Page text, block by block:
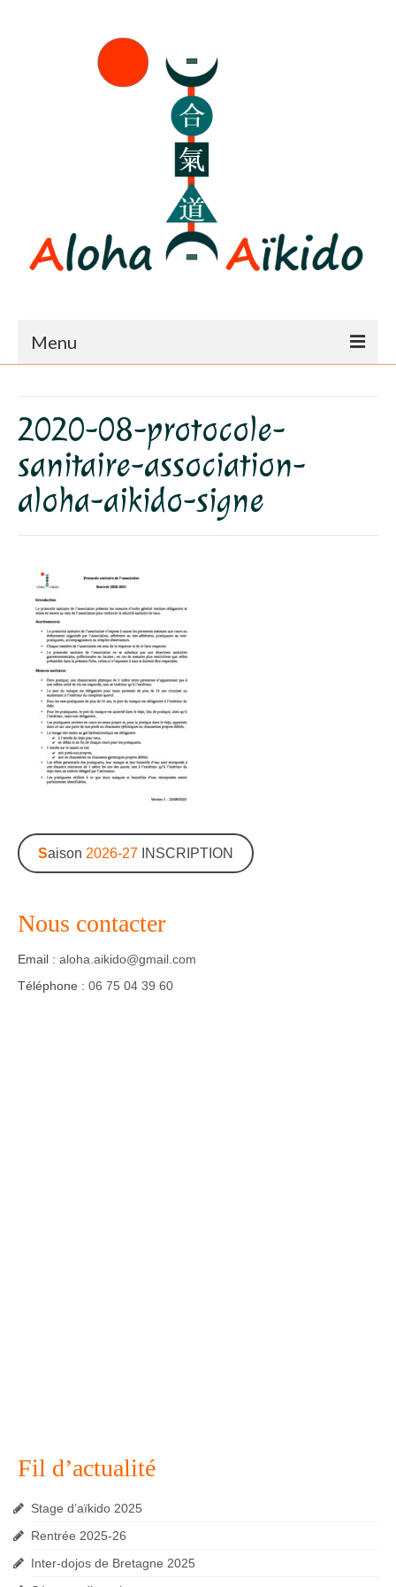
Menu
Dojo
Horaires – Adresse
Tarifs – Inscription
L’association
Aïkido
L’aïkido
Les Grades
Jo Suburi
Kata 31
Lexique
Stages
Inscription en ligne
Photos-Presse
2020-08-protocole-
sanitaire-association-
aloha-aikido-signe
Saison 2026-27INSCRIPTION
Nous contacter
Email : aloha.aikido@gmail.com
Téléphone : 06 75 04 39 60
Fil d’actualité
Stage d’aïkido 2025
Rentrée 2025-26
Inter-dojos de Bretagne 2025